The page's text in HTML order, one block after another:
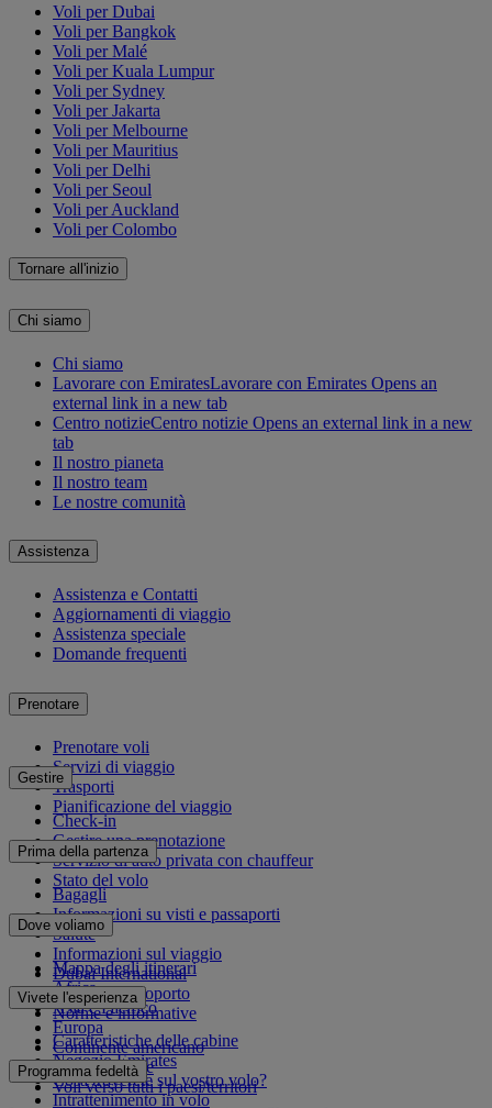
Voli per Dubai
Voli per Bangkok
Voli per Malé
Voli per Kuala Lumpur
Voli per Sydney
Voli per Jakarta
Voli per Melbourne
Voli per Mauritius
Voli per Delhi
Voli per Seoul
Voli per Auckland
Voli per Colombo
Tornare all'inizio
Chi siamo
Chi siamo
Lavorare con EmiratesLavorare con Emirates Opens an
external link in a new tab
Centro notizieCentro notizie Opens an external link in a new
tab
Il nostro pianeta
Il nostro team
Le nostre comunità
Assistenza
Assistenza e Contatti
Aggiornamenti di viaggio
Assistenza speciale
Domande frequenti
Prenotare
Prenotare voli
Servizi di viaggio
Trasporti
Pianificazione del viaggio
Gestire
Check-in
Gestire una prenotazione
Servizio di auto privata con chauffeur
Stato del volo
Prima della partenza
Bagagli
Informazioni su visti e passaporti
Salute
Informazioni sul viaggio
Dubai International
Da e per l'aeroporto
Norme e informative
Dove voliamo
Mappa degli itinerari
Africa
Asia e Pacifico
Europa
Continente americano
Medio Oriente
Voli verso tutti i paesi/territori
Vivete l'esperienza
Caratteristiche delle cabine
Negozio Emirates
Cosa troverete sul vostro volo?
Intrattenimento in volo
Programma fedeltà